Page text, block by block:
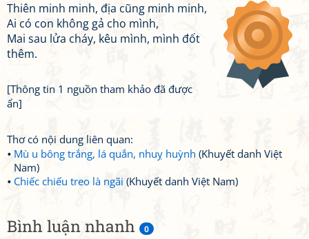
Bình luận nhanh 0
Thiên minh minh, địa cũng minh minh,
Ai có con không gả cho mình,
Mai sau lửa cháy, kêu mình, mình đốt
thêm.
[Thông tin 1 nguồn tham khảo đã được
ẩn]
Thơ có nội dung liên quan:
Mù u bông trắng, lá quắn, nhuỵ huỳnh (Khuyết danh Việt
Nam)
Chiếc chiếu treo là ngãi (Khuyết danh Việt Nam)